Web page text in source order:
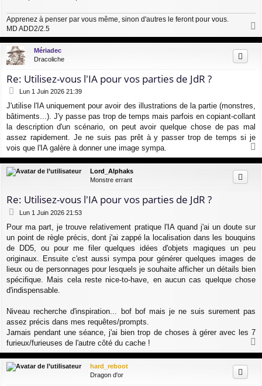
Apprenez à penser par vous même, sinon d'autres le feront pour vous.
MD ADD2/2.5
a
u
Mériadec
Dracoliche
Re: Utilisez-vous l'IA pour vos parties de JdR ?
M
s
s
a
Lun 1 Juin 2026 21:39
J'utilise l'IA uniquement pour avoir des illustrations de la partie (monstres,
bâtiments...). J'y passe pas trop de temps mais parfois en copiant-collant
la description d'un scénario, on peut avoir quelque chose de pas mal
assez rapidement. Je ne suis pas prêt à y passer trop de temps si je
vois que l'IA galère à donner une image sympa.
a
u
Lord_Alphaks
Monstre errant
Re: Utilisez-vous l'IA pour vos parties de JdR ?
M
s
s
a
g
e
Lun 1 Juin 2026 21:53
Pour ma part, je trouve relativement pratique l'IA quand j'ai un doute sur
un point de règle précis, dont j'ai zappé la localisation dans les bouquins
de DD5, ou pour me filer quelques idées d'objets magiques un peu
originaux. Ensuite c'est aussi sympa pour générer quelques images de
lieux ou de personnages pour lesquels je souhaite afficher un détails bien
spécifique. Mais cela reste nice-to-have, en aucun cas quelque chose
d'indispensable.
Niveau recherche d'inspiration... bof bof mais je ne suis surement pas
assez précis dans mes requêtes/prompts.
Jamais pendant une séance, j'ai bien trop de choses à gérer avec les 7
furieux/furieuses de l'autre côté du cache !
a
u
hard_reboot
Dragon d'or